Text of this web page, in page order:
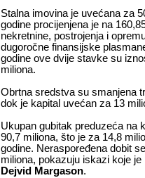
Stalna imovina je uvećana za
godine procijenjena je na
nekretnine, postrojenja i
dugoročne finansijske
godine ove dvije stavke su
miliona.
Obrtna sredstva su smanjena
dok je kapital uvećan za 13
Ukupan gubitak preduzeća na
90,7 miliona, što je za 14,8
godine. Neraspoređena dobit
miliona, pokazuju iskazi koje
Dejvid Margason.